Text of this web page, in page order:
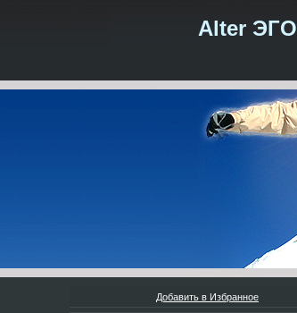
Alter ЭГО
Добавить в Избранное